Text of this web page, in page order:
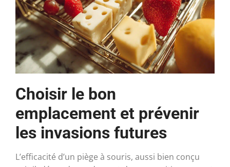
Choisir le bon
emplacement et prévenir
les invasions futures
L’efficacité d’un piège à souris, aussi bien conçu